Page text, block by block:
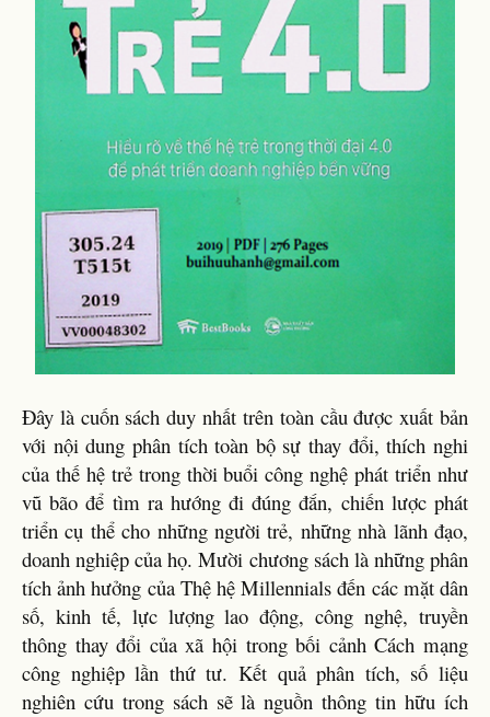
Đây là cuốn sách duy nhất trên toàn cầu được xuất bản
với nội dung phân tích toàn bộ sự thay đổi, thích nghi
của thế hệ trẻ trong thời buổi công nghệ phát triển như
vũ bão để tìm ra hướng đi đúng đắn, chiến lược phát
triển cụ thể cho những người trẻ, những nhà lãnh đạo,
doanh nghiệp của họ. Mười chương sách là những phân
tích ảnh hưởng của Thệ hệ Millennials đến các mặt dân
số, kinh tế, lực lượng lao động, công nghệ, truyền
thông thay đổi của xã hội trong bối cảnh Cách mạng
công nghiệp lần thứ tư. Kết quả phân tích, số liệu
nghiên cứu trong sách sẽ là nguồn thông tin hữu ích